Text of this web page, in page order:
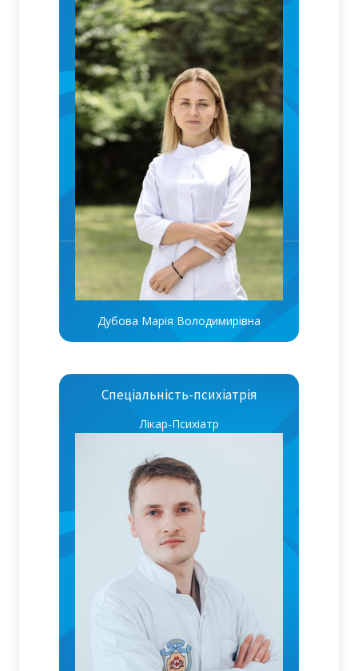
Дубова Марія Володимирівна
Спеціальність-психіатрія
Лікар-Психіатр